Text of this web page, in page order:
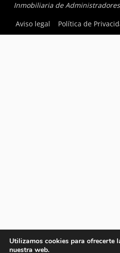
Inmobiliaria de
Aviso legal
Política de
Utilizamos cookies para ofrecerte
nuestra web.